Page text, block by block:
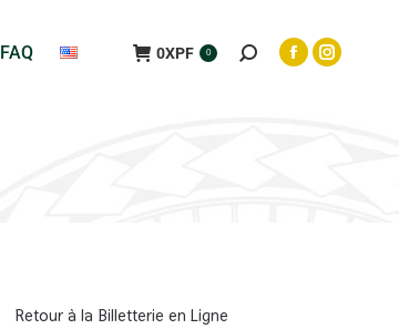
FAQ 0XPF 0
Retour à la Billetterie en Ligne